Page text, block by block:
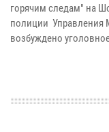
горячим следам" на
полиции Управления
возбуждено